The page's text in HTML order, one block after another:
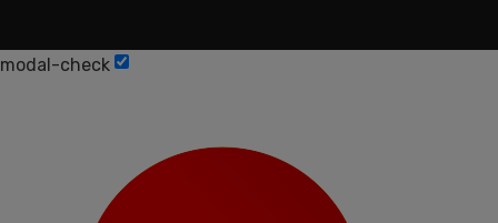
modal-check